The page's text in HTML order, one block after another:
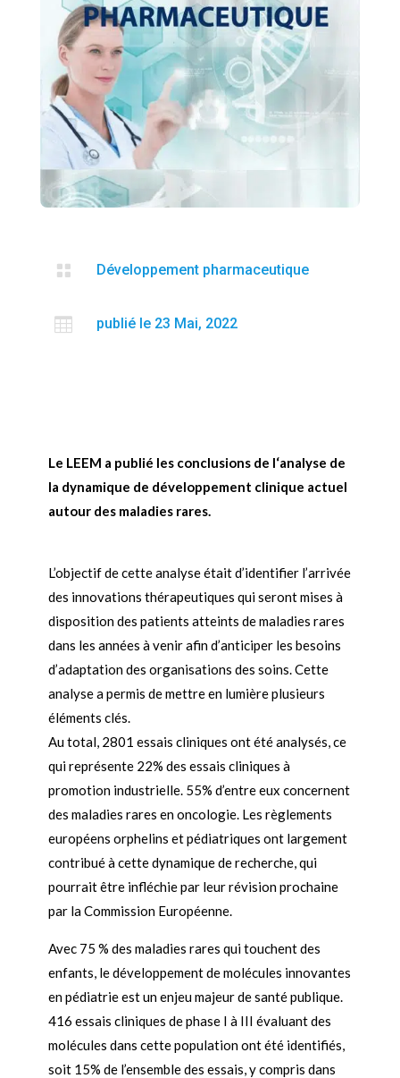
 Développement pharmaceutique
 publié le 23 Mai, 2022
Le LEEM a publié les conclusions de l‘analyse de
la dynamique de développement clinique actuel
autour des maladies rares.
L’objectif de cette analyse était d’identifier l’arrivée
des innovations thérapeutiques qui seront mises à
disposition des patients atteints de maladies rares
dans les années à venir afin d’anticiper les besoins
d’adaptation des organisations des soins. Cette
analyse a permis de mettre en lumière plusieurs
éléments clés.
Au total, 2801 essais cliniques ont été analysés, ce
qui représente 22% des essais cliniques à
promotion industrielle. 55% d’entre eux concernent
des maladies rares en oncologie. Les règlements
européens orphelins et pédiatriques ont largement
contribué à cette dynamique de recherche, qui
pourrait être infléchie par leur révision prochaine
par la Commission Européenne.
Avec 75 % des maladies rares qui touchent des
enfants, le développement de molécules innovantes
en pédiatrie est un enjeu majeur de santé publique.
416 essais cliniques de phase I à III évaluant des
molécules dans cette population ont été identifiés,
soit 15% de l’ensemble des essais, y compris dans